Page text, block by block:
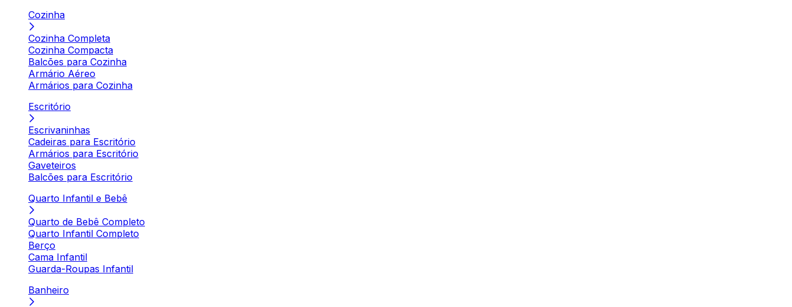
Cozinha
Cozinha Completa
Cozinha Compacta
Balcões para Cozinha
Armário Aéreo
Armários para Cozinha
Escritório
Escrivaninhas
Cadeiras para Escritório
Armários para Escritório
Gaveteiros
Balcões para Escritório
Quarto Infantil e Bebê
Quarto de Bebê Completo
Quarto Infantil Completo
Berço
Cama Infantil
Guarda-Roupas Infantil
Banheiro